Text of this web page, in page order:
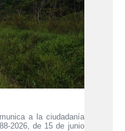
a la ciudadanía
2026, de 15 de junio